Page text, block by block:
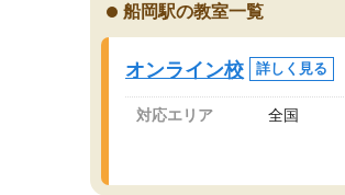
船岡駅の教室一覧
オンライン校 詳しく見る
対応エリア 全国